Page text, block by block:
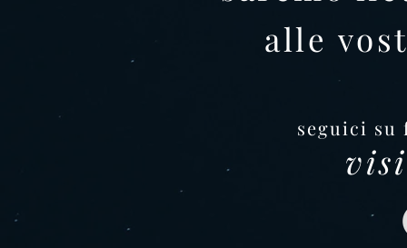
alle
seguici su